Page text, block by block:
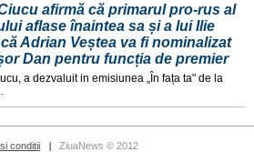
afirmă că primarul pro-rus al
aflase înaintea sa și a lui Ilie
Adrian Veștea va fi nominalizat
Dan pentru funcția de premier
a dezvaluit in emisiunea „În fața ta" de la
conditii ZiuaNews © 2012